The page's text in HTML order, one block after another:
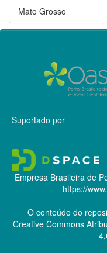
Mato Grosso
Suportado por
Empresa Brasileira de
https://
O conteúdo do
Creative Commons